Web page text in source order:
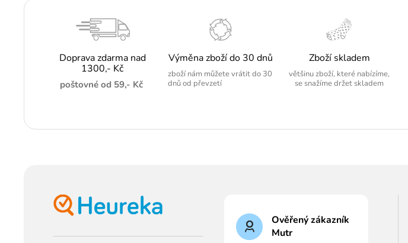
Doprava zdarma nad
1300,- Kč
poštovné od 59,- Kč
Výměna zboží do 30 dnů
zboží nám můžete vrátit do 30
dnů od převzetí
Zboží skladem
většinu zboží, které nabízíme,
se snažíme držet skladem
Ověřený zákazník
Mutr